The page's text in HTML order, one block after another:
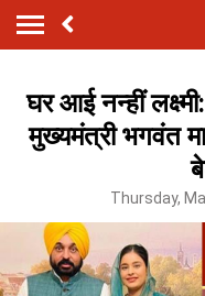
घर आई नन्हीं
मुख्यमंत्री भगवंत
Thursday,